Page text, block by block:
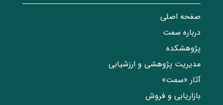
صفحه اصلی
درباره سمت
پژوهشکده
مدیریت پژوهشی و ارزشیابی
آثار «سمت»
بازاریابی و فروش